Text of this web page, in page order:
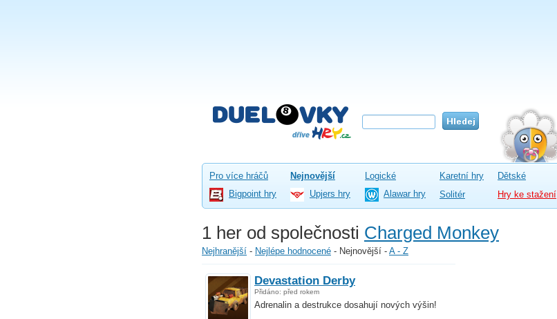
Pro více hráčů Nejnovější Logické Karetní hry Dětské
Bigpoint hry
Upjers hry Alawar hry Solitér Hry ke stažení
1 her od společnosti Charged Monkey
Nejhranější - Nejlépe hodnocené - Nejnovější - A - Z
Devastation Derby
Přidáno: před rokem
Adrenalin a destrukce dosahují nových výšin!